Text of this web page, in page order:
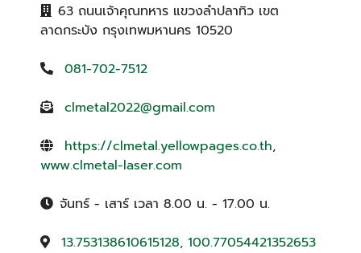
63 ถนนเจ้าคุณทหาร แขวงลำปลาทิว เขต
ลาดกระบัง กรุงเทพมหานคร 10520
081-702-7512
clmetal2022@gmail.com
https://clmetal.yellowpages.co.th,
www.clmetal-laser.com
จันทร์ - เสาร์ เวลา 8.00 น. - 17.00 น.
13.753138610615128, 100.77054421352653